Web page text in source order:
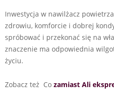
Inwestycja w nawilżacz
zdrowiu, komforcie i dobrej
spróbować i przekonać się na
znaczenie ma odpowiednia
życiu.
Zobacz też Co zamiast Ali